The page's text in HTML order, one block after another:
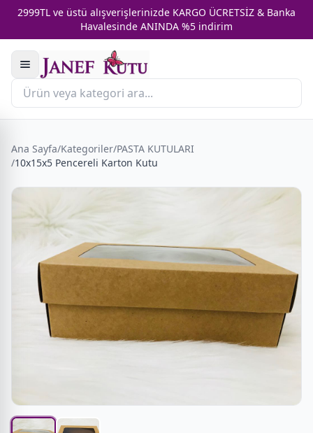
2999TL ve üstü alışverişlerinizde KARGO ÜCRETSİZ & Banka
Havalesinde ANINDA %5 indirim
Ana Sayfa/Kategoriler/PASTA KUTULARI
/10x15x5 Pencereli Karton Kutu